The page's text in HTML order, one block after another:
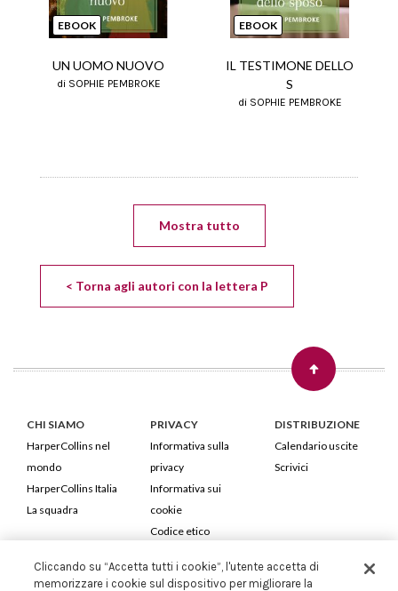
EBOOK
UN UOMO NUOVO
di SOPHIE PEMBROKE
EBOOK
IL TESTIMONE DELLO
S
di SOPHIE PEMBROKE
Mostra tutto
< Torna agli autori con la lettera P
CHI SIAMO
HarperCollins nel
mondo
HarperCollins Italia
La squadra
PRIVACY
Informativa sulla
privacy
Informativa sui
cookie
Codice etico
DISTRIBUZIONE
Calendario uscite
Scrivici
HarperCollins Italia S.p.A. Viale Monte Nero, 84 - 20135 Milano
Cliccando su “Accetta tutti i cookie”, l'utente accetta di
memorizzare i cookie sul dispositivo per migliorare la